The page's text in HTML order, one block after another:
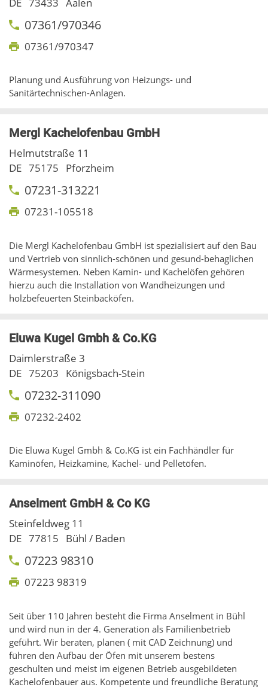
07361/970346
07361/970347
Planung und Ausführung von Heizungs- und
Sanitärtechnischen-Anlagen.
Mergl Kachelofenbau GmbH
Helmutstraße 11
DE 75175 Pforzheim
07231-313221
07231-105518
Die Mergl Kachelofenbau GmbH ist spezialisiert auf den Bau
und Vertrieb von sinnlich-schönen und gesund-behaglichen
Wärmesystemen. Neben Kamin- und Kachelöfen gehören
hierzu auch die Installation von Wandheizungen und
holzbefeuerten Steinbacköfen.
Eluwa Kugel Gmbh & Co.KG
Daimlerstraße 3
DE 75203 Königsbach-Stein
07232-311090
07232-2402
Die Eluwa Kugel Gmbh & Co.KG ist ein Fachhändler für
Kaminöfen, Heizkamine, Kachel- und Pelletöfen.
Anselment GmbH & Co KG
Steinfeldweg 11
DE 77815 Bühl / Baden
07223 98310
07223 98319
Seit über 110 Jahren besteht die Firma Anselment in Bühl
und wird nun in der 4. Generation als Familienbetrieb
geführt. Wir beraten, planen ( mit CAD Zeichnung) und
führen den Aufbau der Öfen mit unserem bestens
geschulten und meist im eigenen Betrieb ausgebildeten
Kachelofenbauer aus. Kompetente und freundliche Beratung